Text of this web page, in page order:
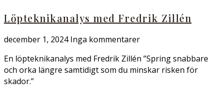
Löpteknikanalys med Fredrik Zillén
december 1, 2024Inga kommentarer
En löpteknikanalys med Fredrik Zillén ”Spring snabbare
och orka längre samtidigt som du minskar risken för
skador.”